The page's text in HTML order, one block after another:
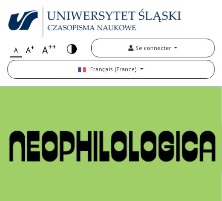
A A+ A++ Se connecter
Français (France)